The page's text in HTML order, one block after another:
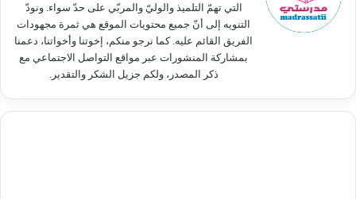
التي تهمّ التلميذ والوليّ والمربّي على حدّ سواء. ونودّ
التنويه إلى أنّ جميع محتويات الموقع هي ثمرة مجهودات
الفريق القائم عليه. كما نرجو منكم، إخوتنا وأخواتنا، دعمنا
بمشاركة المنشورات عبر مواقع التواصل الاجتماعي مع
ذكر المصدر، ولكم جزيل الشكر والتقدير.